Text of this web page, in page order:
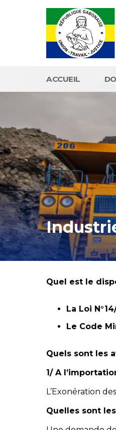
ACCUEIL
Quel est le
La Loi
Le Code
Quels sont les
1/ A
L’Exonération
Quelles sont